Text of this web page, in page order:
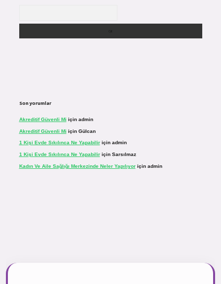
Son yorumlar
Akreditif Güvenli Mi için admin
Akreditif Güvenli Mi için Gülcan
1 Kişi Evde Sıkılınca Ne Yapabiliriçin admin
1 Kişi Evde Sıkılınca Ne Yapabiliriçin Sarsılmaz
Kadın Ve Aile Sağlığı Merkezinde Neler Yapılıyoriçin admin